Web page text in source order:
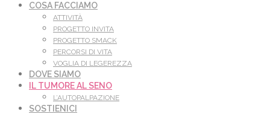
COSA FACCIAMO
ATTIVITÀ
PROGETTO INVITA
PROGETTO SMACK
PERCORSI DI VITA
VOGLIA DI LEGEREZZA
DOVE SIAMO
IL TUMORE AL SENO
L’AUTOPALPAZIONE
SOSTIENICI